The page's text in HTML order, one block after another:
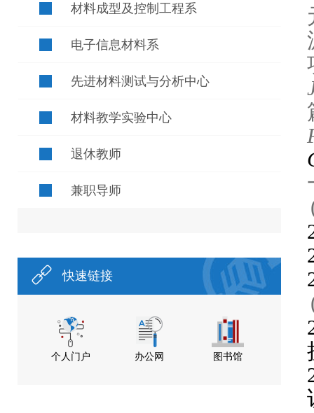
材料成型及控制工程系
电子信息材料系
先进材料测试与分析中心
材料教学实验中心
退休教师
兼职导师
快速链接
个人门户 办公网 图书馆